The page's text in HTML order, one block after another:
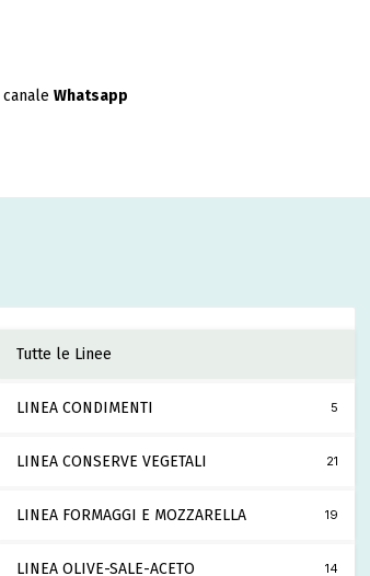
Whatsapp
Tutte le Linee
LINEA CONDIMENTI 5
LINEA CONSERVE VEGETALI 21
LINEA FORMAGGI E MOZZARELLA 19
LINEA OLIVE-SALE-ACETO 14